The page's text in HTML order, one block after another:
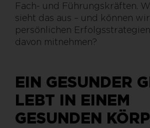
Fach- und Führungskräften.
sieht das aus – und können
persönlichen
davon mitnehmen?
EIN GESUNDER
LEBT IN EINEM
GESUNDEN